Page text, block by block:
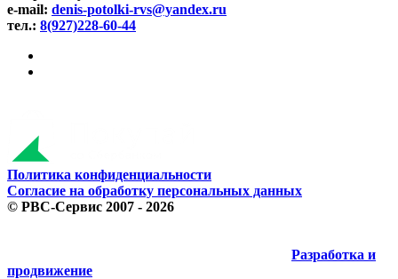
e-mail: denis-potolki-rvs@yandex.ru
тел.: 8(927)228-60-44
Политика конфиденциальности
Согласие на обработку персональных данных
© РВС-Сервис 2007 - 2026
Разработка и
продвижение